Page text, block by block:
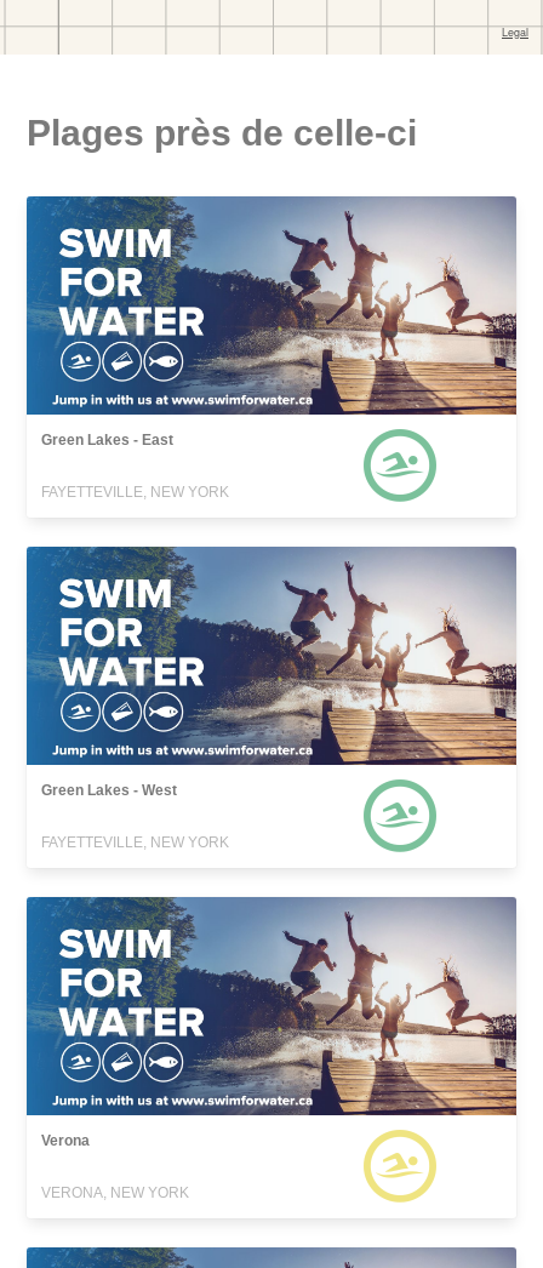
Plages près de celle-ci
Green Lakes - East
FAYETTEVILLE, NEW YORK
Green Lakes - West
FAYETTEVILLE, NEW YORK
Verona
VERONA, NEW YORK